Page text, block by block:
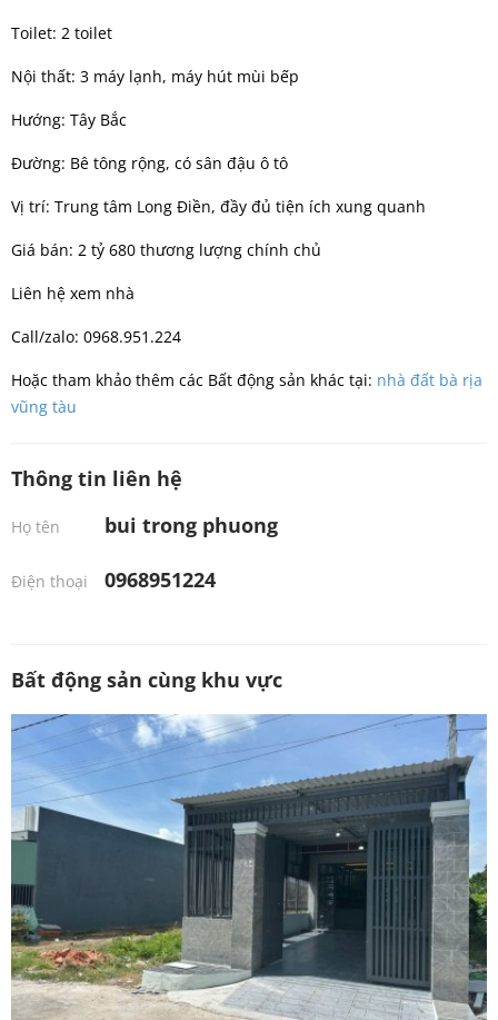
Toilet: 2 toilet
Nội thất: 3 máy lạnh, máy hút mùi bếp
Hướng: Tây Bắc
Đường: Bê tông rộng, có sân đậu ô tô
Vị trí: Trung tâm Long Điền, đầy đủ tiện ích xung quanh
Giá bán: 2 tỷ 680 thương lượng chính chủ
Liên hệ xem nhà
Call/zalo: 0968.951.224
Hoặc tham khảo thêm các Bất động sản khác tại: nhà đất bà rịa
vũng tàu
Thông tin liên hệ
Họ tên bui trong phuong
Điện thoại 0968951224
Bất động sản cùng khu vực